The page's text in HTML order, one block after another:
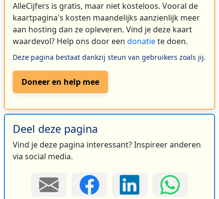
AlleCijfers is gratis, maar niet kosteloos. Vooral de
kaartpagina's kosten maandelijks aanzienlijk meer
aan hosting dan ze opleveren. Vind je deze kaart
waardevol? Help ons door een donatiete doen.
Deze pagina bestaat dankzij steun van gebruikers zoals jij.
Doneer en help mee
Deel deze pagina
Vind je deze pagina interessant? Inspireer anderen
via social media.